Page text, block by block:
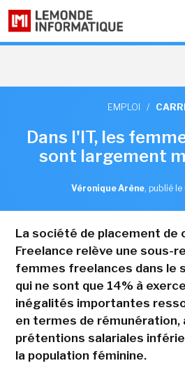
EMPLOI /
Dans l'IT, les
sont largement
Véronique Arène, publié
La société de placement de
Freelance relève une sous-
femmes freelances dans le
qui ne sont que 14% à
inégalités importantes
en termes de rémunération,
prétentions salariales
la population féminine.